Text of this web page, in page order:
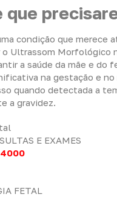
que
condição que
Ultrassom Morfológico
a saúde da mãe e do
na gestação e
quando detectada a
a gravidez.
E EXAMES
FETAL